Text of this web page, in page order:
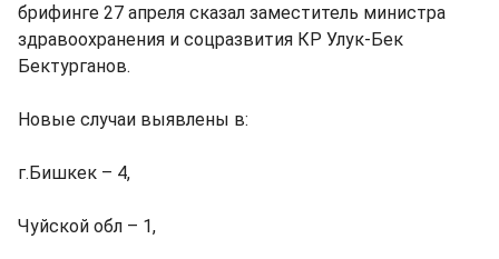
брифинге 27 апреля сказал заместитель министра
здравоохранения и соцразвития КР Улук-Бек
Бектурганов.
Новые случаи выявлены в:
г.Бишкек – 4,
Чуйской обл – 1,